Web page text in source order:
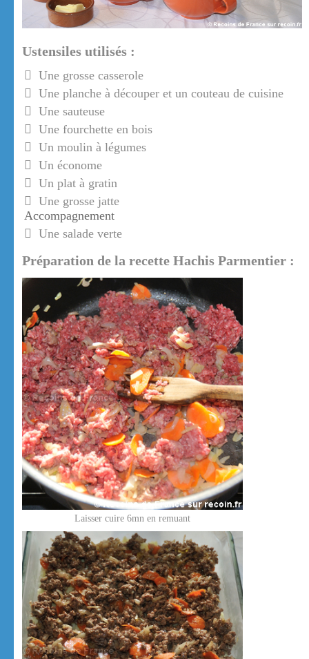
Ustensiles utilisés :
Une grosse casserole
Une planche à découper et un couteau de cuisine
Une sauteuse
Une fourchette en bois
Un moulin à légumes
Un économe
Un plat à gratin
Une grosse jatte
Accompagnement
Une salade verte
Préparation de la recette Hachis Parmentier :
Laisser cuire 6mn en remuant